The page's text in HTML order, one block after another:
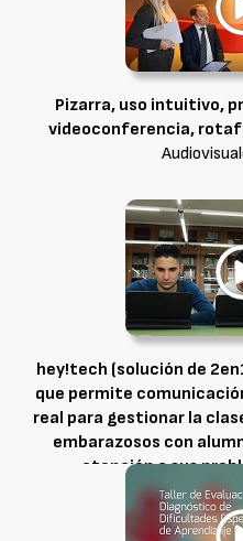
Pizarra, uso intuitivo,
videoconferencia,
hey!tech (solución de
que permite
real para gestionar la
embarazosos con
atención a sus
Crambo